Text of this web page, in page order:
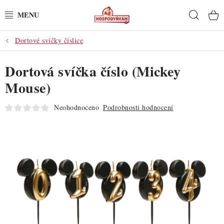
na
POTŘEBY
POMŮCKY
SUROVINY
DO KUCHYNĚ
POCHUTINY
Dortové svíčky číslice
Dortová svíčka číslo (Mickey
Mouse)
Neohodnoceno Podrobnosti hodnocení